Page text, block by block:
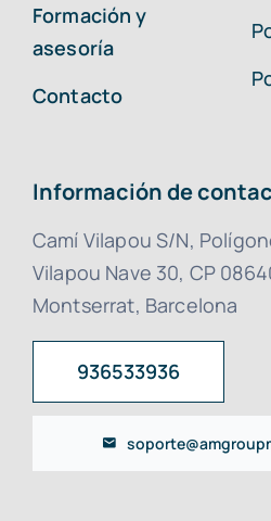
Formación y
asesoría
Contacto
Información de
Camí Vilapou S/N,
Vilapou Nave 30, CP
Montserrat, Barcelona
936533936